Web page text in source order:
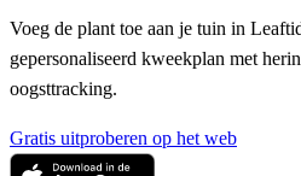
Voeg de plant toe aan je tuin in
gepersonaliseerd kweekplan met
oogsttracking.
Gratis uitproberen op het web